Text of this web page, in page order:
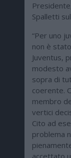
Spalletti
“Per uno
non è
Juventus,
modesto
sopra di
coerente.
membro
vertici
Cito ad
problema